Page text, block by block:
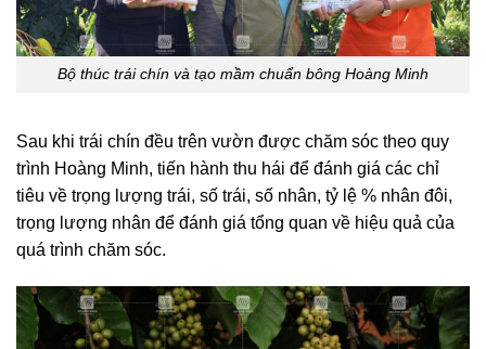
Bộ thúc trái chín và tạo mầm chuẩn bông Hoàng Minh
Sau khi trái chín đều trên vườn được chăm sóc theo quy
trình Hoàng Minh, tiến hành thu hái để đánh giá các chỉ
tiêu về trọng lượng trái, số trái, số nhân, tỷ lệ % nhân đôi,
trọng lượng nhân để đánh giá tổng quan về hiệu quả của
quá trình chăm sóc.